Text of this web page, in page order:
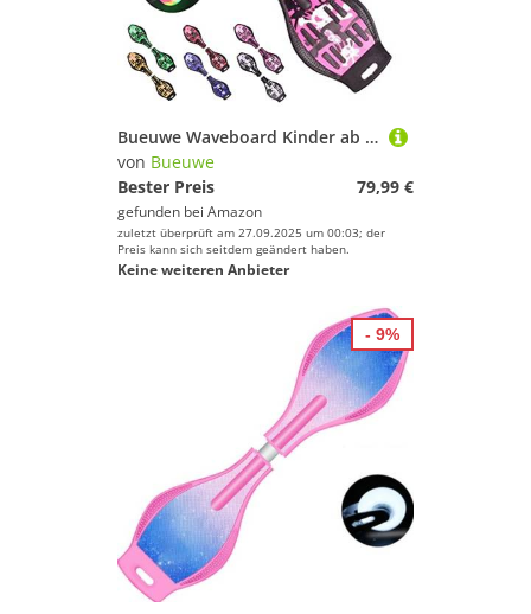
Bueuwe Waveboard Kinder ab 10 Jahre, Snakeboard mit Leuchtrollen, Street Waveboards mit Tasche und Zubehör, Skateboard für Mädchen und Junge, 86,5x22,5x12 cm,Rosa
von Bueuwe
Bester Preis
79,99 €
gefunden bei Amazon
zuletzt überprüft am 27.09.2025 um 00:03; der
Preis kann sich seitdem geändert haben.
Keine weiteren Anbieter
- 9%